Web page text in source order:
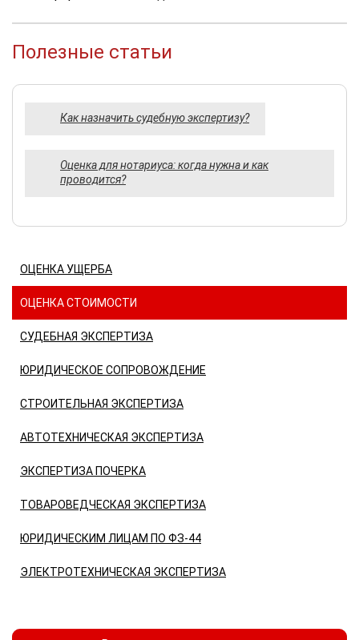
Полезные статьи
Как назначить судебную экспертизу?
Оценка для нотариуса: когда нужна и как
проводится?
ОЦЕНКА УЩЕРБА
ОЦЕНКА СТОИМОСТИ
СУДЕБНАЯ ЭКСПЕРТИЗА
ЮРИДИЧЕСКОЕ СОПРОВОЖДЕНИЕ
СТРОИТЕЛЬНАЯ ЭКСПЕРТИЗА
АВТОТЕХНИЧЕСКАЯ ЭКСПЕРТИЗА
ЭКСПЕРТИЗА ПОЧЕРКА
ТОВАРОВЕДЧЕСКАЯ ЭКСПЕРТИЗА
ЮРИДИЧЕСКИМ ЛИЦАМ ПО ФЗ-44
ЭЛЕКТРОТЕХНИЧЕСКАЯ ЭКСПЕРТИЗА